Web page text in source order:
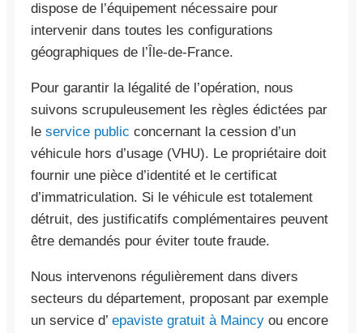
dispose de l’équipement nécessaire pour
intervenir dans toutes les configurations
géographiques de l’Île-de-France.
Pour garantir la légalité de l’opération, nous
suivons scrupuleusement les règles édictées par
le service public concernant la cession d’un
véhicule hors d’usage (VHU). Le propriétaire doit
fournir une pièce d’identité et le certificat
d’immatriculation. Si le véhicule est totalement
détruit, des justificatifs complémentaires peuvent
être demandés pour éviter toute fraude.
Nous intervenons régulièrement dans divers
secteurs du département, proposant par exemple
un service d’ epaviste gratuit à Maincy ou encore